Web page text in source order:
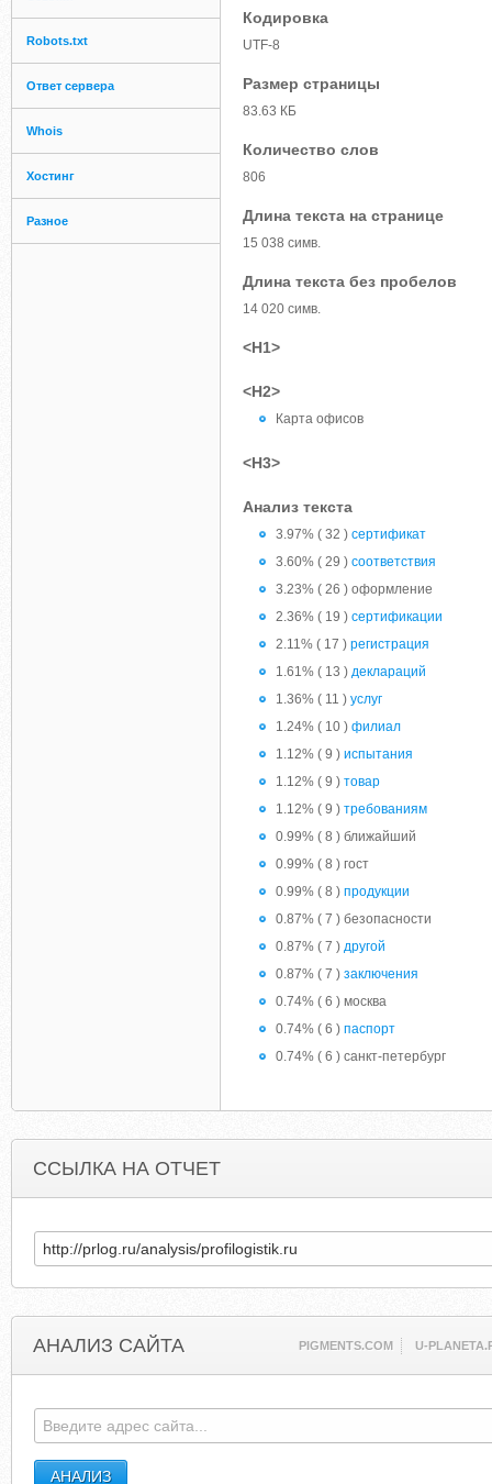
Robots.txt
Ответ сервера
Whois
Хостинг
Разное
Кодировка
UTF-8
Размер страницы
83.63 КБ
Количество слов
806
Длина текста на странице
15 038 симв.
Длина текста без пробелов
14 020 симв.
<H1>
<H2>
Карта офисов
<H3>
Анализ текста
3.97% ( 32 ) сертификат
3.60% ( 29 ) соответствия
3.23% ( 26 ) оформление
2.36% ( 19 ) сертификации
2.11% ( 17 ) регистрация
1.61% ( 13 ) деклараций
1.36% ( 11 ) услуг
1.24% ( 10 ) филиал
1.12% ( 9 ) испытания
1.12% ( 9 ) товар
1.12% ( 9 ) требованиям
0.99% ( 8 ) ближайший
0.99% ( 8 ) гост
0.99% ( 8 ) продукции
0.87% ( 7 ) безопасности
0.87% ( 7 ) другой
0.87% ( 7 ) заключения
0.74% ( 6 ) москва
0.74% ( 6 ) паспорт
0.74% ( 6 ) санкт-петербург
ССЫЛКА НА ОТЧЕТ
АНАЛИЗ САЙТА PIGMENTS.COM U-